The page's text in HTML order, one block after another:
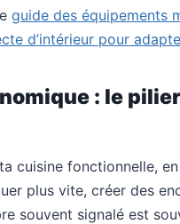
guide des équipements
d’intérieur pour
: le
cuisine fonctionnelle,
plus vite, créer des
souvent signalé est